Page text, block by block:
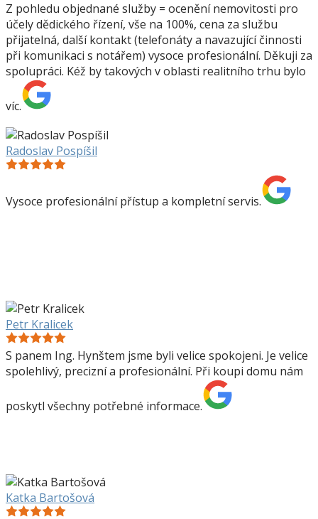
Z pohledu objednané služby = ocenění nemovitosti pro
účely dědického řízení, vše na 100%, cena za službu
přijatelná, další kontakt (telefonáty a navazující činnosti
při komunikaci s notářem) vysoce profesionální. Děkuji za
spolupráci. Kéž by takových v oblasti realitního trhu bylo
víc.
Radoslav Pospíšil
Vysoce profesionální přístup a kompletní servis.
Petr Kralicek
S panem Ing. Hynštem jsme byli velice spokojeni. Je velice
spolehlivý, precizní a profesionální. Při koupi domu nám
poskytl všechny potřebné informace.
Katka Bartošová